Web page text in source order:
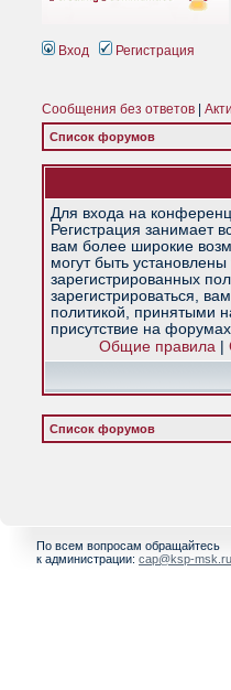
Вход Регистрация
Сообщения без ответов
Список форумов
Для входа на
Регистрация занимает
вам более широкие
могут быть
зарегистрированных
зарегистрироваться,
политикой, принятыми
присутствие на
Общие правила|
Список форумов
По всем вопросам обращайтесь
к администрации: cap@ksp-msk.ru